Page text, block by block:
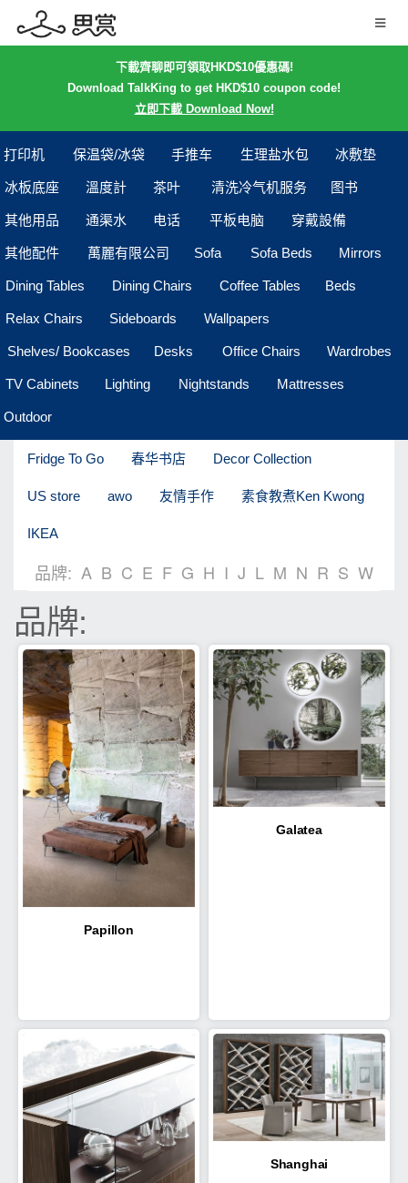
下載齊聊即可領取HKD$10優惠碼!
Download TalkKing to get HKD$10 coupon code!
立即下載 Download Now!
打印机 保温袋/冰袋 手推车 生理盐水包 冰敷垫
冰板底座 溫度計 茶叶 清洗冷气机服务 图书
其他用品 通渠水 电话 平板电脑 穿戴設備
其他配件 萬麗有限公司 Sofa Sofa Beds Mirrors
Dining Tables Dining Chairs Coffee Tables Beds
Relax Chairs Sideboards Wallpapers
Shelves/ Bookcases Desks Office Chairs Wardrobes
TV Cabinets Lighting Nightstands Mattresses
Outdoor
Fridge To Go 春华书店 Decor Collection
US store awo 友情手作 素食教煮Ken Kwong
IKEA
品牌: A B C E F G H I J L M N R S W
品牌:
Papillon
Galatea
Shanghai